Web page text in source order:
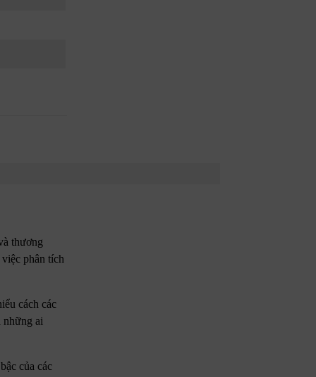
thương
phân tích
cách các
những ai
của các